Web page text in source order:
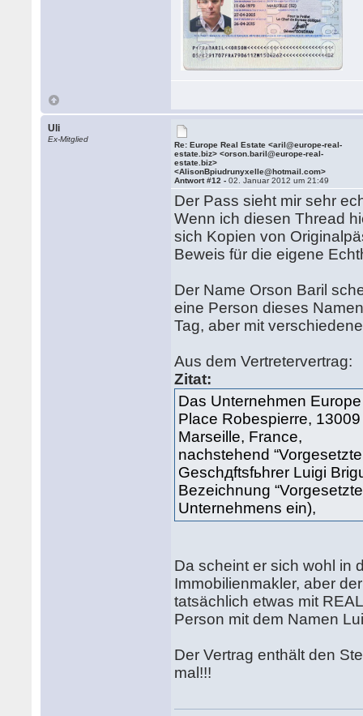
Uli
Ex-Mitglied
Re: Europe Real Estate <aril@europe-real-
estate.biz> <orson.baril@europe-real-
estate.biz>
<AlisonBpiudrunyxelle@hotmail.com>
Antwort #12 -02. Januar 2012 um 21:49
Der Pass sieht mir sehr
Wenn ich diesen Thread
sich Kopien von
Beweis für die eigene
Der Name Orson Baril
eine Person dieses
Tag, aber mit
Aus dem Vertretervertrag:
Zitat:
Das Unternehmen
Place Robespierre, 13009
Marseille, France,
nachstehend
Geschдftsfьhrer Luigi
Bezeichnung
Unternehmens ein),
Da scheint er sich wohl in
Immobilienmakler, aber
tatsächlich etwas mit
Person mit dem Namen
Der Vertrag enthält den
mal!!!